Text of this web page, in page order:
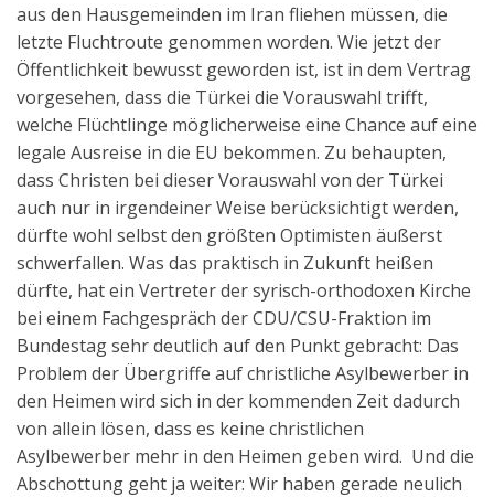
aus den Hausgemeinden im Iran fliehen müssen, die
letzte Fluchtroute genommen worden. Wie jetzt der
Öffentlichkeit bewusst geworden ist, ist in dem Vertrag
vorgesehen, dass die Türkei die Vorauswahl trifft,
welche Flüchtlinge möglicherweise eine Chance auf eine
legale Ausreise in die EU bekommen. Zu behaupten,
dass Christen bei dieser Vorauswahl von der Türkei
auch nur in irgendeiner Weise berücksichtigt werden,
dürfte wohl selbst den größten Optimisten äußerst
schwerfallen. Was das praktisch in Zukunft heißen
dürfte, hat ein Vertreter der syrisch-orthodoxen Kirche
bei einem Fachgespräch der CDU/CSU-Fraktion im
Bundestag sehr deutlich auf den Punkt gebracht: Das
Problem der Übergriffe auf christliche Asylbewerber in
den Heimen wird sich in der kommenden Zeit dadurch
von allein lösen, dass es keine christlichen
Asylbewerber mehr in den Heimen geben wird. Und die
Abschottung geht ja weiter: Wir haben gerade neulich